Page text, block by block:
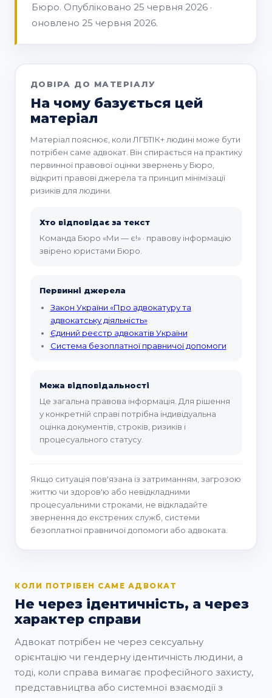
Бюро. Опубліковано 25 червня 2026 ·
оновлено 25 червня 2026.
ДОВІРА ДО МАТЕРІАЛУ
На чому базується цей
матеріал
Матеріал пояснює, коли ЛГБТІК+ людині може бути
потрібен саме адвокат. Він спирається на практику
первинної правової оцінки звернень у Бюро,
відкриті правові джерела та принцип мінімізації
ризиків для людини.
Хто відповідає за текст
Команда Бюро «Ми — є!» · правову інформацію
звірено юристами Бюро.
Первинні джерела
Закон України «Про адвокатуру та
адвокатську діяльність»
Єдиний реєстр адвокатів України
Система безоплатної правничої допомоги
Межа відповідальності
Це загальна правова інформація. Для рішення
у конкретній справі потрібна індивідуальна
оцінка документів, строків, ризиків і
процесуального статусу.
Якщо ситуація пов'язана із затриманням, загрозою
життю чи здоров'ю або невідкладними
процесуальними строками, не відкладайте
звернення до екстрених служб, системи
безоплатної правничої допомоги або адвоката.
КОЛИ ПОТРІБЕН САМЕ АДВОКАТ
Не через ідентичність, а через
характер справи
Адвокат потрібен не через сексуальну
орієнтацію чи гендерну ідентичність людини, а
тоді, коли справа вимагає професійного захисту,
представництва або системної взаємодії з